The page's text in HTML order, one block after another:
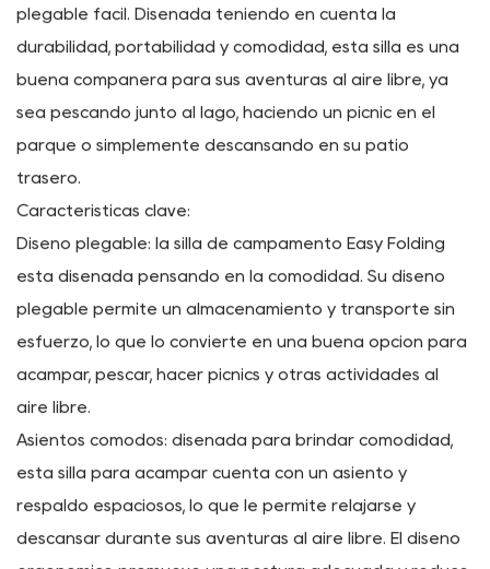
SIGUIENTE: No hay artículo siguiente
Descripción
Bienvenido a nuestra oferta de comodidad y
conveniencia al aire libre: la silla de campamento
plegable fácil. Diseñada teniendo en cuenta la
durabilidad, portabilidad y comodidad, esta silla es una
buena compañera para sus aventuras al aire libre, ya
sea pescando junto al lago, haciendo un picnic en el
parque o simplemente descansando en su patio
trasero.
Características clave:
Diseño plegable: la silla de campamento Easy Folding
está diseñada pensando en la comodidad. Su diseño
plegable permite un almacenamiento y transporte sin
esfuerzo, lo que lo convierte en una buena opción para